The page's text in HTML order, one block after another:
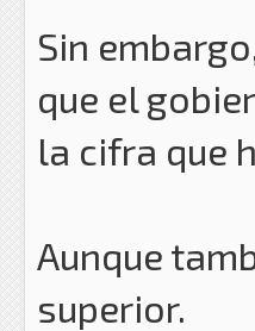
Sin
que el
la cifra que
Aunque
superior.